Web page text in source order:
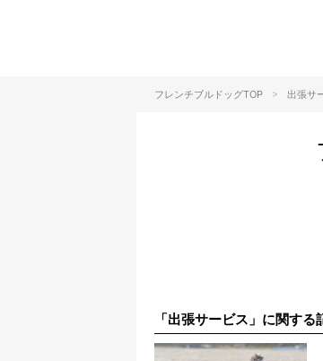
フレンチブルドッグTOP > 出張サ
「出張サービス」に関する